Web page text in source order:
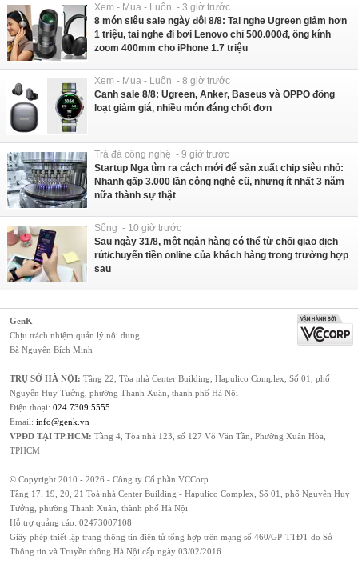
Xem - Mua - Luôn - 3 giờ trước
8 món siêu sale ngày đôi 8/8: Tai nghe Ugreen giảm hơn
1 triệu, tai nghe đi bơi Lenovo chỉ 500.000đ, ống kính
zoom 400mm cho iPhone 1.7 triệu
Xem - Mua - Luôn - 8 giờ trước
Canh sale 8/8: Ugreen, Anker, Baseus và OPPO đồng
loạt giảm giá, nhiều món đáng chốt đơn
Trà đá công nghệ - 9 giờ trước
Startup Nga tìm ra cách mới để sản xuất chip siêu nhỏ:
Nhanh gấp 3.000 lần công nghệ cũ, nhưng ít nhất 3 năm
nữa thành sự thật
Sống - 10 giờ trước
Sau ngày 31/8, một ngân hàng có thể từ chối giao dịch
rút/chuyển tiền online của khách hàng trong trường hợp
sau
GenK
Chịu trách nhiệm quản lý nội dung:
Bà Nguyễn Bích Minh
TRỤ SỞ HÀ NỘI: Tầng 22, Tòa nhà Center Building, Hapulico Complex, Số 01, phố
Nguyễn Huy Tưởng, phường Thanh Xuân, thành phố Hà Nội
Điện thoại: 024 7309 5555
Email: info@genk.vn
VPĐD TẠI TP.HCM: Tầng 4, Tòa nhà 123, số 127 Võ Văn Tần, Phường Xuân Hòa,
TPHCM
© Copyright 2010 - 2026 - Công ty Cổ phần VCCorp
Tầng 17, 19, 20, 21 Toà nhà Center Building - Hapulico Complex, Số 01, phố Nguyễn Huy
Tưởng, phường Thanh Xuân, thành phố Hà Nội
Hỗ trợ quảng cáo: 02473007108
Giấy phép thiết lập trang thông tin điện tử tổng hợp trên mạng số 460/GP-TTĐT do Sở
Thông tin và Truyền thông Hà Nội cấp ngày 03/02/2016